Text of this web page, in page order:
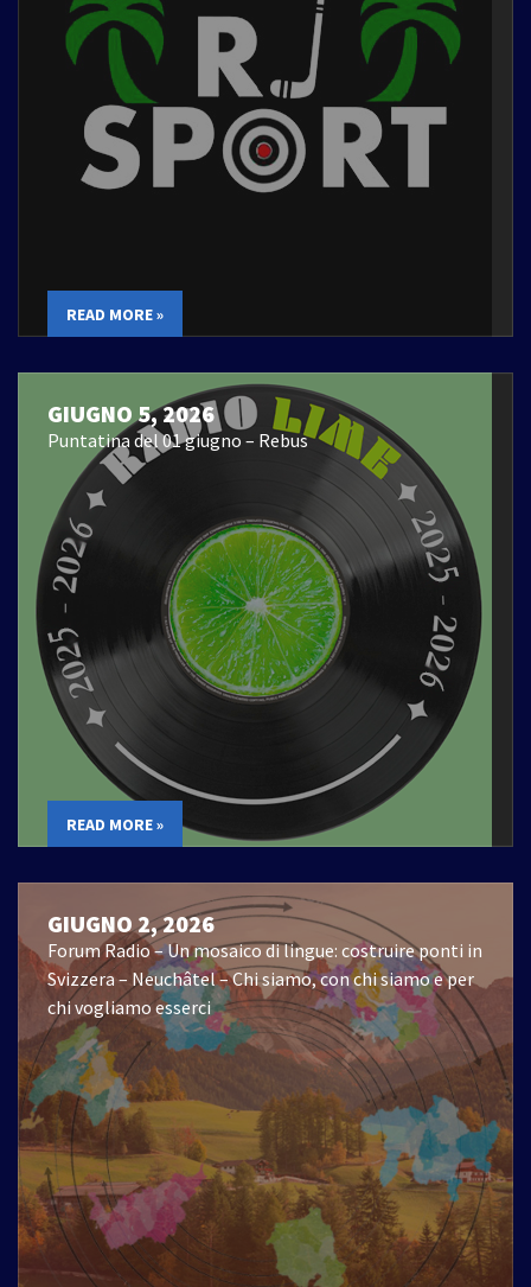
READ MORE »
GIUGNO 5, 2026
Puntatina del 01 giugno – Rebus
READ MORE »
GIUGNO 2, 2026
Forum Radio – Un mosaico di lingue: costruire ponti in
Svizzera – Neuchâtel – Chi siamo, con chi siamo e per
chi vogliamo esserci